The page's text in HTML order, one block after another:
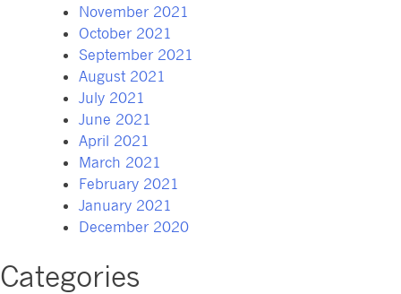
November 2021
October 2021
September 2021
August 2021
July 2021
June 2021
April 2021
March 2021
February 2021
January 2021
December 2020
Categories